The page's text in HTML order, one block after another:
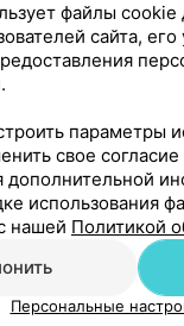
файлы cookie
сайта,
параметры
свое
дополнительной
использования
нашей Политикой
Персональные